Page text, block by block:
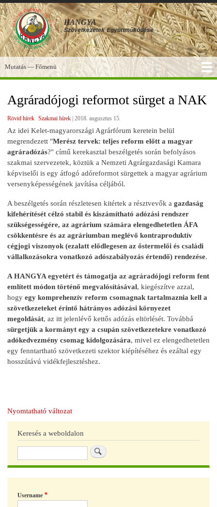
Ugrás
a
tartalomra
HANGYA
Szövetkezetek Együttműködése
Főmenü
Mutatás — Főmenü
Agráradójogi reformot sürget a NAK
Rövid hírek Szakmai hírek 2018. augusztus 15.
Az idei Kelet-magyarországi Agrárfórum keretein belül
megrendezett "Merész tervek: teljes reform előtt a magyar
agráradózás?" című kerekasztal beszélgetés során befolyásos
szakmai szervezetek, köztük a Nemzeti Agrárgazdasági Kamara
képviselői is egy átfogó adóreformot sürgettek a magyar agrárium
versenyképességének javítása céljából.
A beszélgetés során részletesen kitértek a résztvevők a gazdaság
kifehérítését célzó stabil és kiszámítható adózási rendszer
szükségességére, az agrárium számára elengedhetetlen ÁFA
csökkentésre és az agráriumban meglévő kontraproduktív
cégjogi viszonyok (ezalatt elődlegesen az őstermelői és családi
vállalkozásokra vonatkozó adószabályozás értendő) rendezése.
A HANGYA egyetért és támogatja az agráradójogi reform fent
említett módon történő megvalósításával, kiegészítve azzal,
hogy egy komprehenzív reform csomagnak tartalmaznia kell a
szövetkezeteket érintő hátrányos adózási környezet
megoldását, az itt jelenlévő kettős adózás eltörlését. Továbbá
sürgetjük a kormányt egy a csupán szövetkezetekre vonatkozó
adókedvezmény csomag kidolgozására, mivel ez elengedhetetlen
egy fenntartható szövetkezeti szektor kiépítéséhez és ezáltal egy
hosszútávú vidékfejlesztéshez.
Nyomtatható változat
Keresés a weboldalon
Username